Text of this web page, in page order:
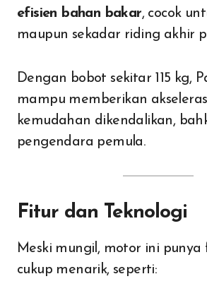
efisien bahan bakar, cocok
maupun sekadar riding akhir
Dengan bobot sekitar 115 kg,
mampu memberikan
kemudahan dikendalikan,
pengendara pemula.
Fitur dan Teknologi
Meski mungil, motor ini
cukup menarik, seperti: